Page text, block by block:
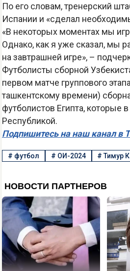
По его словам, тренерский
Испании и «сделал
«В некоторых моментах мы
Однако, как я уже сказал, мы
на завтрашней игре», –
Футболисты сборной
первом матче группового
ташкентскому времени)
футболистов Египта, которые
Республикой.
Подпишитесь на наш канал в
# футбол # ОИ-2024 #Тимур